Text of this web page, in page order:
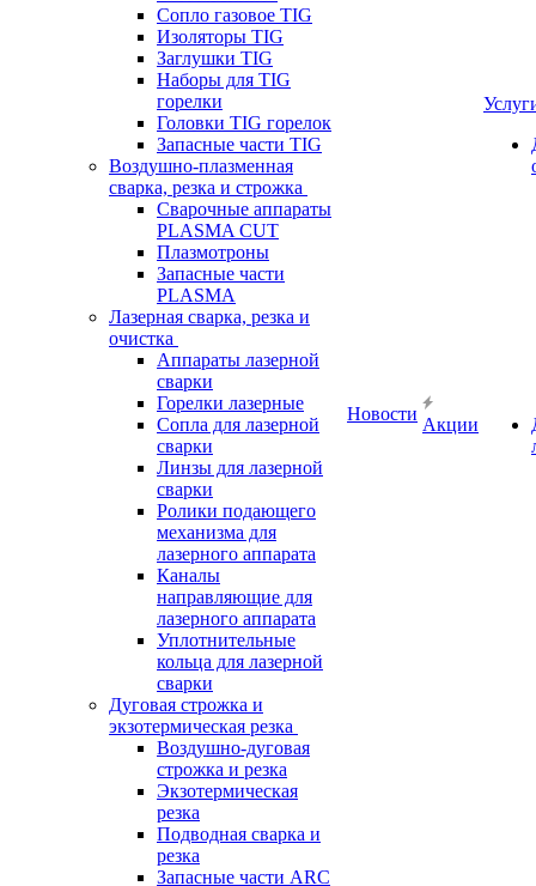
Сопло газовое TIG
Изоляторы TIG
Заглушки TIG
Наборы для TIG
горелки
Головки TIG горелок
Запасные части TIG
Воздушно-плазменная
сварка, резка и строжка
Сварочные аппараты
PLASMA CUT
Плазмотроны
Запасные части
PLASMA
Лазерная сварка, резка и
очистка
Аппараты лазерной
сварки
Горелки лазерные
Сопла для лазерной
сварки
Линзы для лазерной
сварки
Ролики подающего
механизма для
лазерного аппарата
Каналы
направляющие для
лазерного аппарата
Уплотнительные
кольца для лазерной
сварки
Дуговая строжка и
экзотермическая резка
Воздушно-дуговая
строжка и резка
Экзотермическая
резка
Подводная сварка и
резка
Запасные части ARC
Новости
Акции